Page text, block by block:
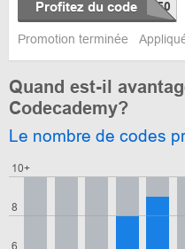
Profitez du code
Promotion terminée
Quand est-il
Codecademy?
Le nombre de codes
6
8
10+